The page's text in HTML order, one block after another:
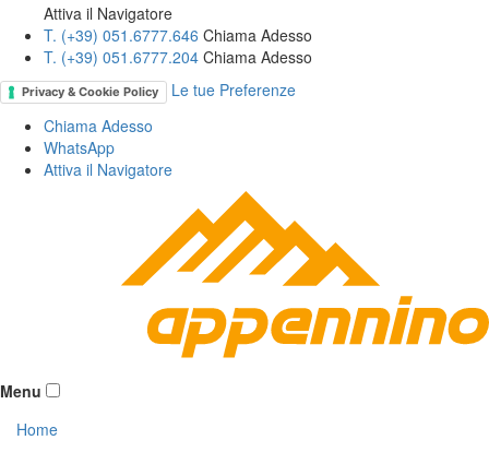
Attiva il Navigatore
T. (+39­) 051.6777.646­ Chiama Adesso
T. (+39­) 051.6777.204­ Chiama Adesso
Privacy & Cookie Policy
Le tue Preferenze
Chiama Adesso
WhatsApp
Attiva il Navigatore
Menu
Home